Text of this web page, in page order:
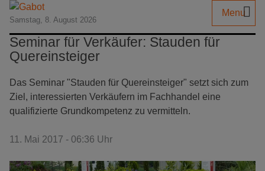
Samstag, 8. August 2026
Menu
Seminar für Verkäufer: Stauden für
Quereinsteiger
Das Seminar "Stauden für Quereinsteiger" setzt sich zum
Ziel, interessierten Verkäufern im Fachhandel eine
qualifizierte Grundkompetenz zu vermitteln.
11. Mai 2017 - 06:36 Uhr